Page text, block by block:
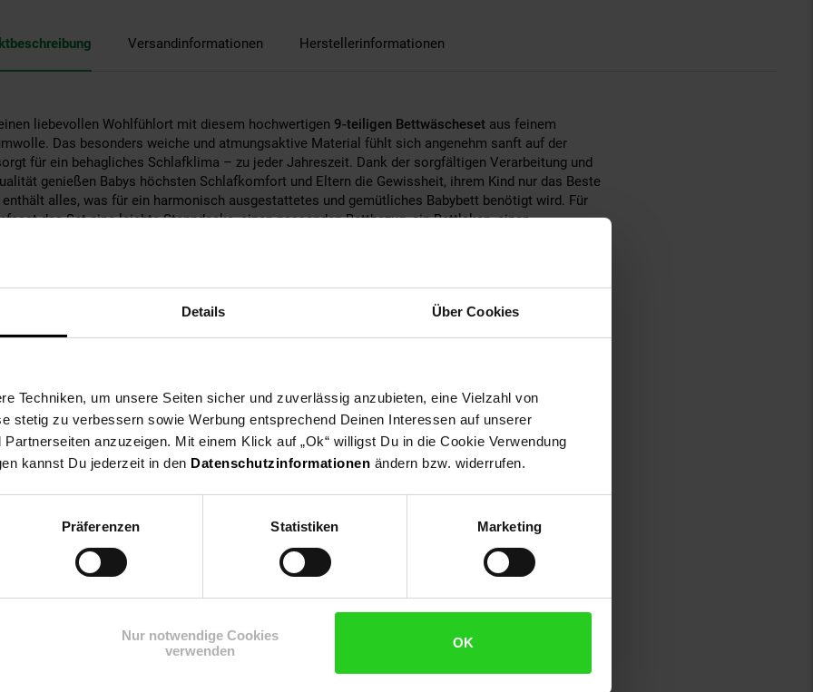
Details Über Cookies
Techniken, um unsere Seiten sicher und zuverlässig anzubieten, eine Vielzahl von
stetig zu verbessern sowie Werbung entsprechend Deinen Interessen auf unserer
anzuzeigen. Mit einem Klick auf „Ok“ willigst Du in die Cookie Verwendung
kannst Du jederzeit in den Datenschutzinformationen ändern bzw. widerrufen.
Präferenzen Statistiken Marketing
Nur notwendige Cookies
verwenden
OK
Versandinformationen Herstellerinformationen
liebevollen Wohlfühlort mit diesem hochwertigen 9-teiligen Bettwäscheset aus feinem
Das besonders weiche und atmungsaktive Material fühlt sich angenehm sanft auf der
für ein behagliches Schlafklima – zu jeder Jahreszeit. Dank der sorgfältigen Verarbeitung und
genießen Babys höchsten Schlafkomfort und Eltern die Gewissheit, ihrem Kind nur das Beste
alles, was für ein harmonisch ausgestattetes und gemütliches Babybett benötigt wird. Für
das Set eine leichte Steppdecke, einen passenden Bettbezug, ein Bettlaken, einen
sowie vier schützende Bettumrandungen – zwei Stoßstangen für die kurzen Seiten und zwei
nicht nur für zusätzlichen Komfort, sondern schützen Ihr Baby auch vor harten Gitterstäben.
2 für die lange Seite
enthalten
Chipolino Babybettwäsche 9-teilig 120 x 60cm Decke Kissen Bezüge Nestchen Laken:
100 % Baumwolle